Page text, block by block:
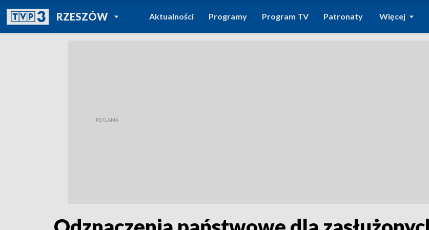
RZESZÓWPOWRÓT DO
TVP REGIONY
Aktualności Programy Program TV Patronaty Więcej